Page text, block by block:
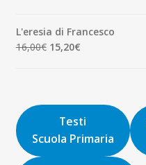
era:
9,00€.
è:
8,55€.
L'eresia di Francesco
16,00€ Il
16,00€.
15,20€Il
15,20€.
Testi
Scuola Primaria